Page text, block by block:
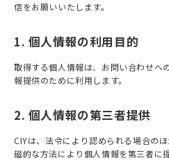
信をお願いいたします。
1. 個人情報の利用目的
取得する個人情報は、お問い合わせへ
報提供のために利用します。
2. 個人情報の第三者提供
CIYは、法令により認められる場合の
磁的な方法により個人情報を第三者に